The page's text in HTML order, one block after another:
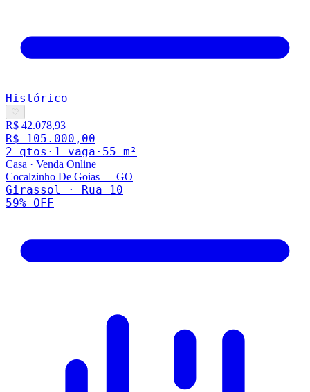
Histórico
♡
R$ 42.078,93
R$ 105.000,00
2 qtos · 1 vaga · 55 m²
Casa · Venda Online
Cocalzinho De Goias — GO
Girassol · Rua 10
59% OFF